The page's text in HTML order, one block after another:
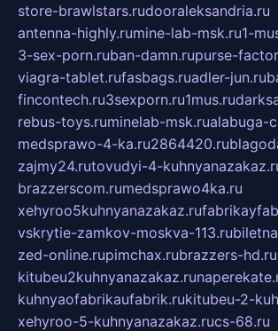
store-brawlstars.rudooraleksandria.ru
antenna-highly.rumine-lab-msk.ru1-
3-sex-porn.ruban-damn.rupurse-
viagra-tablet.rufasbags.ruadler-jun.ru
fincontech.ru3sexporn.ru1mus.ru
rebus-toys.ruminelab-msk.rualabuga-
medsprawo-4-ka.ru2864420.ru
zajmy24.rutovudyi-4-
brazzerscom.rumedsprawo4ka.ru
xehyroo5kuhnyanazakaz.ru
vskrytie-zamkov-moskva-113.ru
zed-online.rupimchax.rubrazzers-hd.ru
kitubeu2kuhnyanazakaz.ru
kuhnyaofabrikaufabrik.rukitubeu-2-
xehyroo-5-kuhnyanazakaz.rucs-68.ru